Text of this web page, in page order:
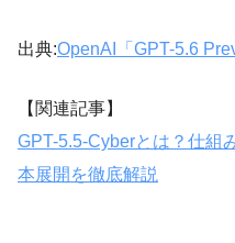
出典:OpenAI「GPT-5.6
【関連記事】
GPT-5.5-Cyberとは？仕組
本展開を徹底解説